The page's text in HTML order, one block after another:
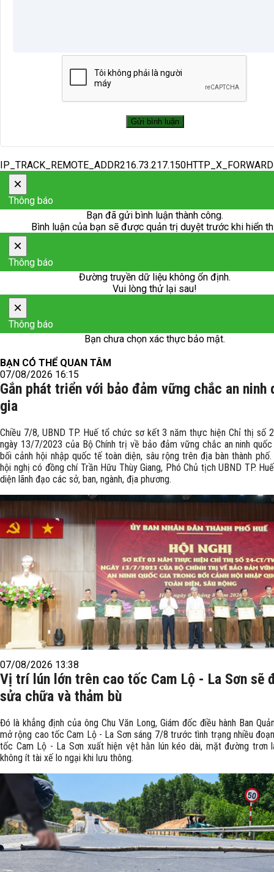
×
Thông báo
Bạn đã gửi bình luận thành công.
Bình luận của bạn sẽ được quản trị duyệt trước khi hiển
×
Thông báo
Đường truyền dữ liệu không ổn định.
Vui lòng thử lại sau!
×
Thông báo
Bạn chưa chọn xác thực bảo mật.
BẠN CÓ THỂ QUAN TÂM
07/08/2026 16:15
Gắn phát triển với bảo đảm vững chắc an ninh
gia
Chiều 7/8, UBND TP. Huế tổ chức sơ kết 3 năm thực hiện Chỉ thị số
ngày 13/7/2023 của Bộ Chính trị về bảo đảm vững chắc an ninh
bối cảnh hội nhập quốc tế toàn diện, sâu rộng trên địa bàn thành
hội nghị có đồng chí Trần Hữu Thùy Giang, Phó Chủ tịch UBND TP.
diện lãnh đạo các sở, ban, ngành, địa phương.
07/08/2026 13:38
Vị trí lún lớn trên cao tốc Cam Lộ - La Sơn sẽ
sửa chữa và thảm bù
Đó là khẳng định của ông Chu Văn Long, Giám đốc điều hành Ban
mở rộng cao tốc Cam Lộ - La Sơn sáng 7/8 trước tình trạng nhiều
tốc Cam Lộ - La Sơn xuất hiện vệt hằn lún kéo dài, mặt đường trơn
không ít tài xế lo ngại khi lưu thông.